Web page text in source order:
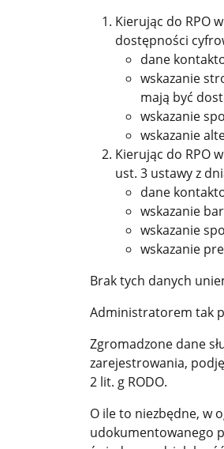
Kierując do RPO
dostępności
dane
wskazanie
mają być
wskazanie
wskazanie
Kierując do RPO
ust. 3 ustawy z
dane
wskazanie
wskazanie
wskazanie
Brak tych danych
Administratorem tak
Zgromadzone dane
zarejestrowania,
2 lit. g RODO.
O ile to niezbędne, w
udokumentowanego